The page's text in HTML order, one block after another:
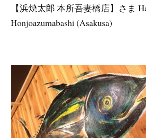
【浜焼太郎 本所吾妻橋店】さま
Honjoazumabashi (Asakusa)